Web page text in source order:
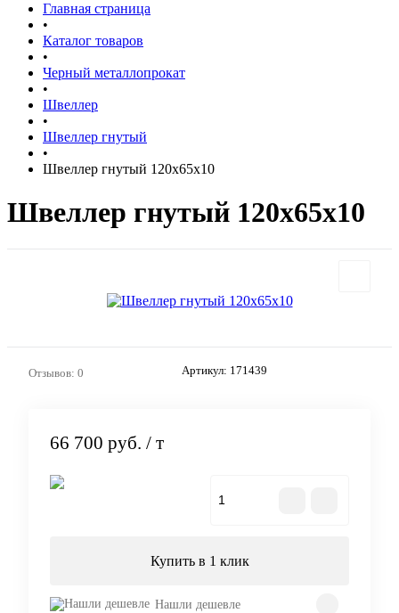
Главная страница
•
Каталог товаров
•
Черный металлопрокат
•
Швеллер
•
Швеллер гнутый
•
Швеллер гнутый 120х65х10
Швеллер гнутый 120х65х10
Отзывов: 0 Артикул: 171439
66 700 руб. / т
Купить в 1 клик
Нашли дешевле